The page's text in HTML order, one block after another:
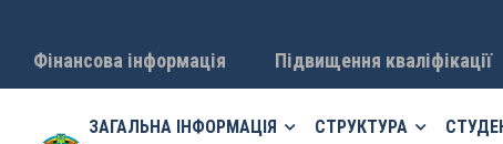
Фінансова інформація Підвищення кваліфікації
ЗАГАЛЬНА ІНФОРМАЦІЯ СТРУКТУРА